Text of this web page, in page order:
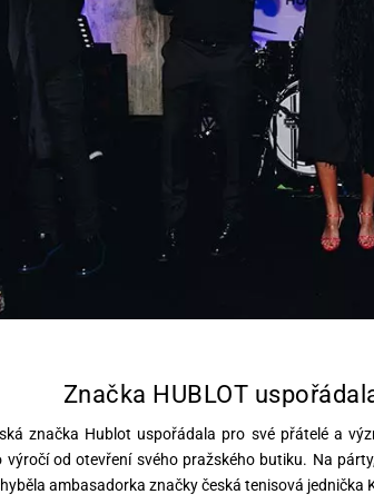
Značka HUBLOT
značka Hublot uspořádala pro své přátelé a
výročí od otevření svého pražského butiku. Na
ambasadorka značky česká tenisová jednička